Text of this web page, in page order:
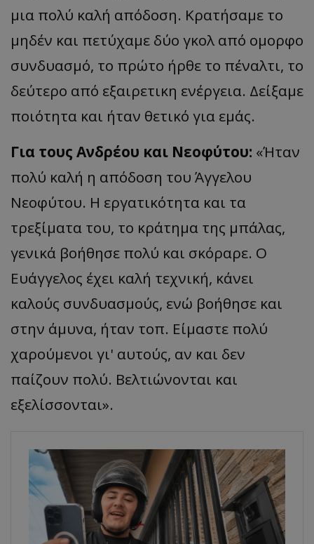
μια πολύ καλή απόδοση. Κρατήσαμε το
μηδέν και πετύχαμε δύο γκολ από ομορφο
συνδυασμό, το πρώτο ήρθε το πέναλτι, το
δεύτερο από εξαιρετικη ενέργεια. Δείξαμε
ποιότητα και ήταν θετικό για εμάς.
Για τους Ανδρέου και Νεοφύτου: «Ήταν
πολύ καλή η απόδοση του Άγγελου
Νεοφύτου. Η εργατικότητα και τα
τρεξίματα του, το κράτημα της μπάλας,
γενικά βοήθησε πολύ και σκόραρε. Ο
Ευάγγελος έχει καλή τεχνική, κάνει
καλούς συνδυασμούς, ενώ βοήθησε και
στην άμυνα, ήταν τοπ. Είμαστε πολύ
χαρούμενοι γι' αυτούς, αν και δεν
παίζουν πολύ. Βελτιώνονται και
εξελίσσονται».